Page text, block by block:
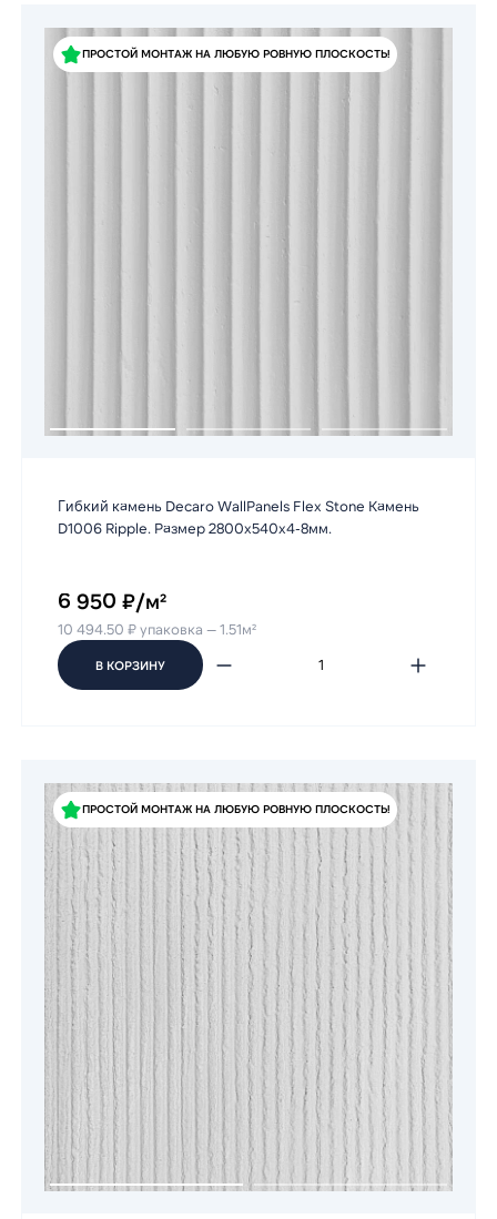
ПРОСТОЙ МОНТАЖ НА ЛЮБУЮ РОВНУЮ ПЛОСКОСТЬ!
Гибкий камень Decaro WallPanels Flex Stone Камень
D1006 Ripple. Размер 2800х540х4-8мм.
6 950 ₽/м²
10 494.50 ₽ упаковка — 1.51м²
В КОРЗИНУ
ПРОСТОЙ МОНТАЖ НА ЛЮБУЮ РОВНУЮ ПЛОСКОСТЬ!